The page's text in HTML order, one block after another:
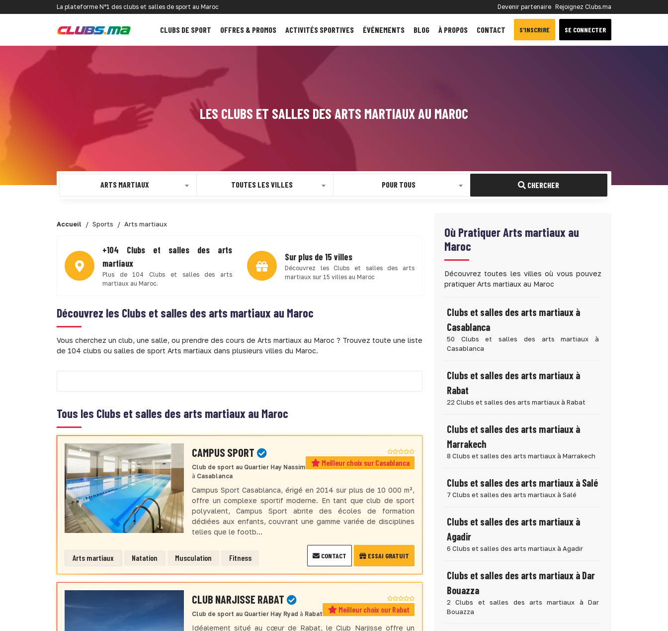
La plateforme N°1 des clubs et salles de sport au Maroc Devenir partenaire Rejoignez Clubs.ma
CLUBS DE SPORT OFFRES & PROMOS ACTIVITÉS SPORTIVES ÉVÉNEMENTS BLOG À PROPOS CONTACT S'INSCRIRE SE CONNECTER
LES CLUBS ET SALLES DES ARTS MARTIAUX AU MAROC
ARTS MARTIAUX TOUTES LES VILLES POUR TOUS CHERCHER
Accueil Sports Arts martiaux
+104 Clubs et salles des arts
martiaux
Plus de 104 Clubs et salles des arts
martiaux au Maroc.
Sur plus de 15 villes
Découvrez les Clubs et salles des arts
martiaux sur 15 villes au Maroc
Découvrez les Clubs et salles des arts martiaux au Maroc
Vous cherchez un club, une salle, ou prendre des cours de Arts martiaux au Maroc ? Trouvez toute une liste
de 104 clubs ou salles de sport Arts martiaux dans plusieurs villes du Maroc.
Tous les Clubs et salles des arts martiaux au Maroc
CAMPUS SPORT
Club de sport au Quartier Hay Nassim
à Casablanca
Meilleur choix sur Casablanca
Campus Sport Casablanca, érigé en 2014 sur plus de 10 000 m²,
offre un complexe sportif moderne. En tant que club de sport
polyvalent, Campus Sport abrite des écoles de formation
dédiées aux enfants, couvrant une gamme variée de disciplines
telles que le footb...
Arts martiaux Natation Musculation Fitness CONTACT ESSAI GRATUIT
CLUB NARJISSE RABAT
Club de sport au Quartier Hay Ryad à Rabat Meilleur choix sur Rabat
Idéalement situé au cœur de Rabat, le Club Narjisse offre un
Où PratiquerArts martiaux au
Maroc
Découvrez toutes les villes où vous pouvez
pratiquer Arts martiaux au Maroc
Clubs et salles des arts martiaux à
Casablanca
50 Clubs et salles des arts martiaux à
Casablanca
Clubs et salles des arts martiaux à
Rabat
22 Clubs et salles des arts martiaux à Rabat
Clubs et salles des arts martiaux à
Marrakech
8 Clubs et salles des arts martiaux à Marrakech
Clubs et salles des arts martiaux à Salé
7 Clubs et salles des arts martiaux à Salé
Clubs et salles des arts martiaux à
Agadir
6 Clubs et salles des arts martiaux à Agadir
Clubs et salles des arts martiaux à Dar
Bouazza
2 Clubs et salles des arts martiaux à Dar
Bouazza